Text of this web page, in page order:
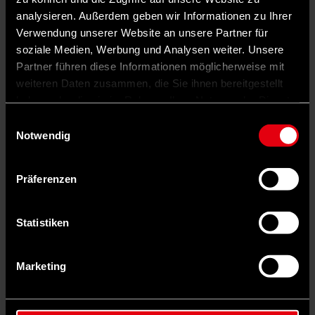
analysieren. Außerdem geben wir Informationen zu Ihrer
Verwendung unserer Website an unsere Partner für
soziale Medien, Werbung und Analysen weiter. Unsere
Partner führen diese Informationen möglicherweise mit
weiteren Daten zusammen, die Sie ihnen bereitgestellt
Notwendig
Präferenzen
Statistiken
Marketing
Auf X teilen
Bedingungen. In der Region Hannover liegt die Quote der